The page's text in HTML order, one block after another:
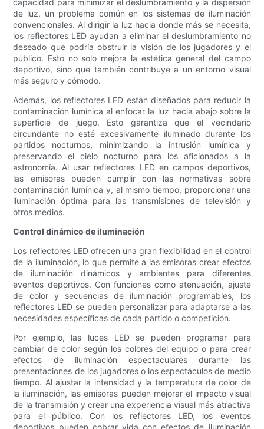
capacidad para minimizar el deslumbramiento y la dispersión
de luz, un problema común en los sistemas de iluminación
convencionales. Al dirigir la luz hacia donde más se necesita,
los reflectores LED ayudan a eliminar el deslumbramiento no
deseado que podría obstruir la visión de los jugadores y el
público. Esto no solo mejora la estética general del campo
deportivo, sino que también contribuye a un entorno visual
más seguro y cómodo.
Además, los reflectores LED están diseñados para reducir la
contaminación lumínica al enfocar la luz hacia abajo sobre la
superficie de juego. Esto garantiza que el vecindario
circundante no esté excesivamente iluminado durante los
partidos nocturnos, minimizando la intrusión lumínica y
preservando el cielo nocturno para los aficionados a la
astronomía. Al usar reflectores LED en campos deportivos,
las emisoras pueden cumplir con las normativas sobre
contaminación lumínica y, al mismo tiempo, proporcionar una
iluminación óptima para las transmisiones de televisión y
otros medios.
Control dinámico de iluminación
Los reflectores LED ofrecen una gran flexibilidad en el control
de la iluminación, lo que permite a las emisoras crear efectos
de iluminación dinámicos y ambientes para diferentes
eventos deportivos. Con funciones como atenuación, ajuste
de color y secuencias de iluminación programables, los
reflectores LED se pueden personalizar para adaptarse a las
necesidades específicas de cada partido o competición.
Por ejemplo, las luces LED se pueden programar para
cambiar de color según los colores del equipo o para crear
efectos de iluminación espectaculares durante las
presentaciones de los jugadores o los espectáculos de medio
tiempo. Al ajustar la intensidad y la temperatura de color de
la iluminación, las emisoras pueden mejorar el impacto visual
de la transmisión y crear una experiencia visual más atractiva
para el público. Con los reflectores LED, los eventos